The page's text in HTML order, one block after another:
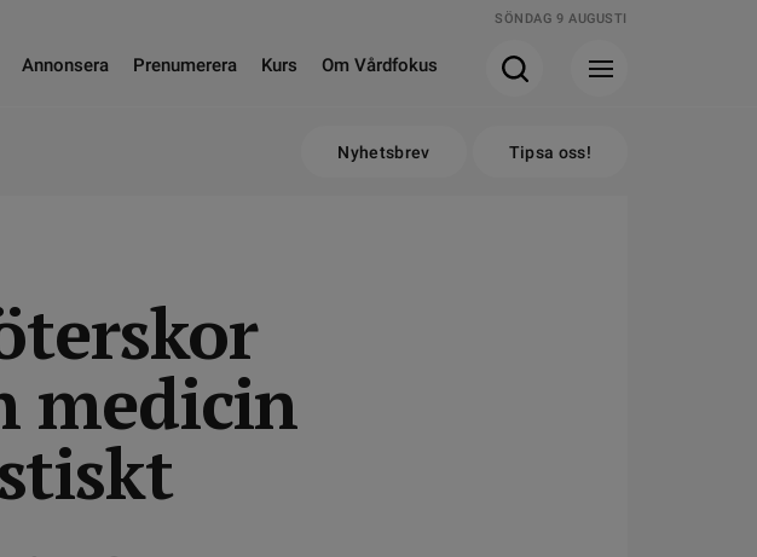
SÖNDAG 9 AUGUSTI
Annonsera Prenumerera Kurs Om Vårdfokus
Nyhetsbrev Tipsa oss!
medicin